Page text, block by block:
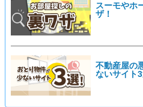
スーモやホ
ザ！
不動産屋の
ないサイト3